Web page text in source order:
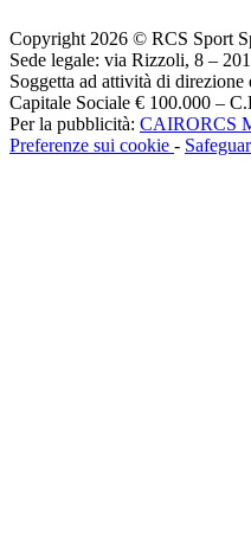
Copyright 2026 © RCS Sport
Sede legale: via Rizzoli, 8 –
Soggetta ad attività di
Capitale Sociale € 100.000 –
Per la pubblicità: CAIRORCS
Preferenze sui cookie -